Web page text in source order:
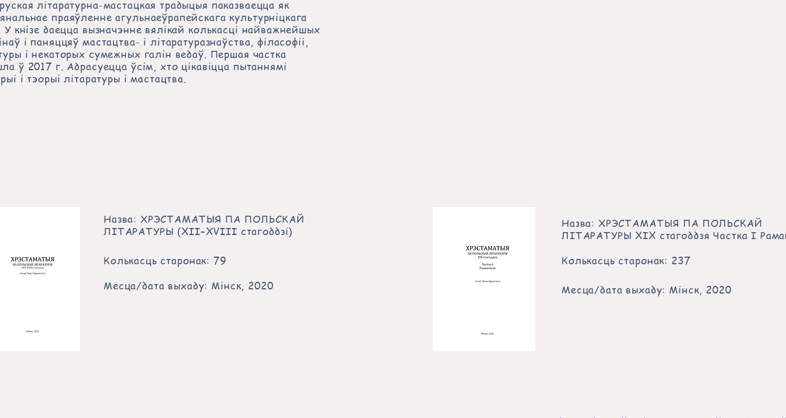
літаратурна-мастацкая традыцыя паказваецца як
праяўленне агульнаеўрапейскага культурніцкага
У кнізе даецца вызначэнне вялікай колькасці найважнейшых
і паняццяў мастацтва- і літаратуразнаўства, філасофіі,
і некаторых сумежных галін ведаў. Першая частка
ў 2017 г. Адрасуецца ўсім, хто цікавіцца пытаннямі
і тэорыі літаратуры і мастацтва.
Назва: ХРЭСТАМАТЫЯ ПА ПОЛЬСКАЙ
ЛІТАРАТУРЫ (XII–XVIІI стагоддзі)
Колькасць старонак: 79
Месца/дата выхаду: Мінск, 2020
Назва: ХРЭСТАМАТЫЯ ПА ПОЛЬСКАЙ
ЛІТАРАТУРЫ XIX стагоддзя Частка І
Колькасць старонак: 237
Месца/дата выхаду: Мінск, 2020